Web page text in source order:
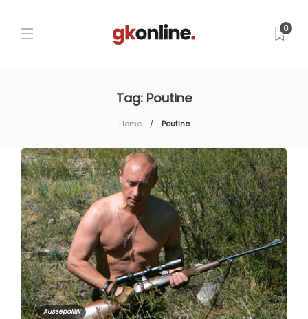
0
Tag: Poutine
Home Poutine
Aussepolitik